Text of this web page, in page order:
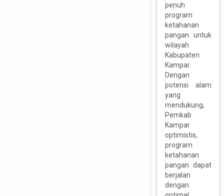
penuh
program
ketahanan
pangan untuk
wilayah
Kabupaten
Kampar.
Dengan
potensi alam
yang
mendukung,
Pemkab
Kampar
optimistis,
program
ketahanan
pangan dapat
berjalan
dengan